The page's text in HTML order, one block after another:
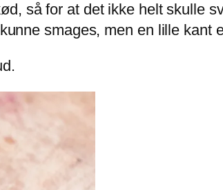
så for at det ikke helt skulle
smages, men en lille kant